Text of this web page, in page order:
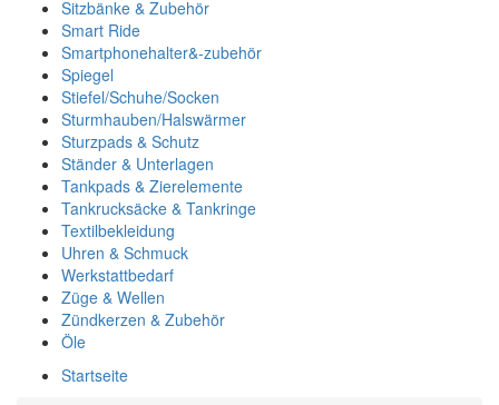
Sitzbänke & Zubehör
Smart Ride
Smartphonehalter&-zubehör
Spiegel
Stiefel/Schuhe/Socken
Sturmhauben/Halswärmer
Sturzpads & Schutz
Ständer & Unterlagen
Tankpads & Zierelemente
Tankrucksäcke & Tankringe
Textilbekleidung
Uhren & Schmuck
Werkstattbedarf
Züge & Wellen
Zündkerzen & Zubehör
Öle
Startseite